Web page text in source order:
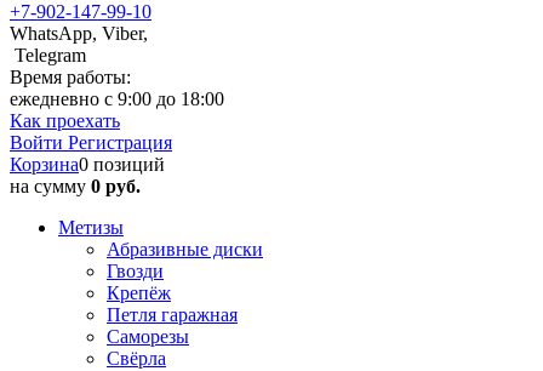
+7-902-147-99-10
WhatsApp, Viber,
Telegram
Время работы:
ежедневно с 9:00 до 18:00
Как проехать
Войти Регистрация
Корзина0 позиций
на сумму 0 руб.
Метизы
Абразивные диски
Гвозди
Крепёж
Петля гаражная
Саморезы
Свёрла